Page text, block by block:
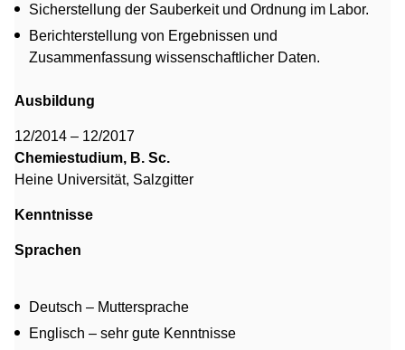
Sicherstellung der Sauberkeit und Ordnung im Labor.
Berichterstellung von Ergebnissen und
Zusammenfassung wissenschaftlicher Daten.
Ausbildung
12/2014 – 12/2017
Chemiestudium, B. Sc.
Heine Universität, Salzgitter
Kenntnisse
Sprachen
Deutsch – Muttersprache
Englisch – sehr gute Kenntnisse